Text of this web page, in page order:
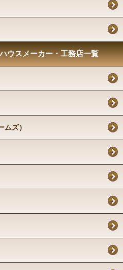
ウスメーカー・工務店一覧
ズ）